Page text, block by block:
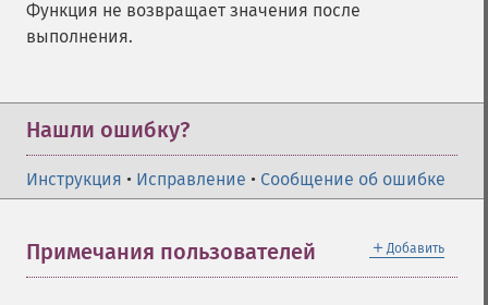
Функция не возвращает значения после
выполнения.
Нашли ошибку?
Инструкция • Исправление • Сообщение об ошибке
＋ Добавить
Примечания пользователей